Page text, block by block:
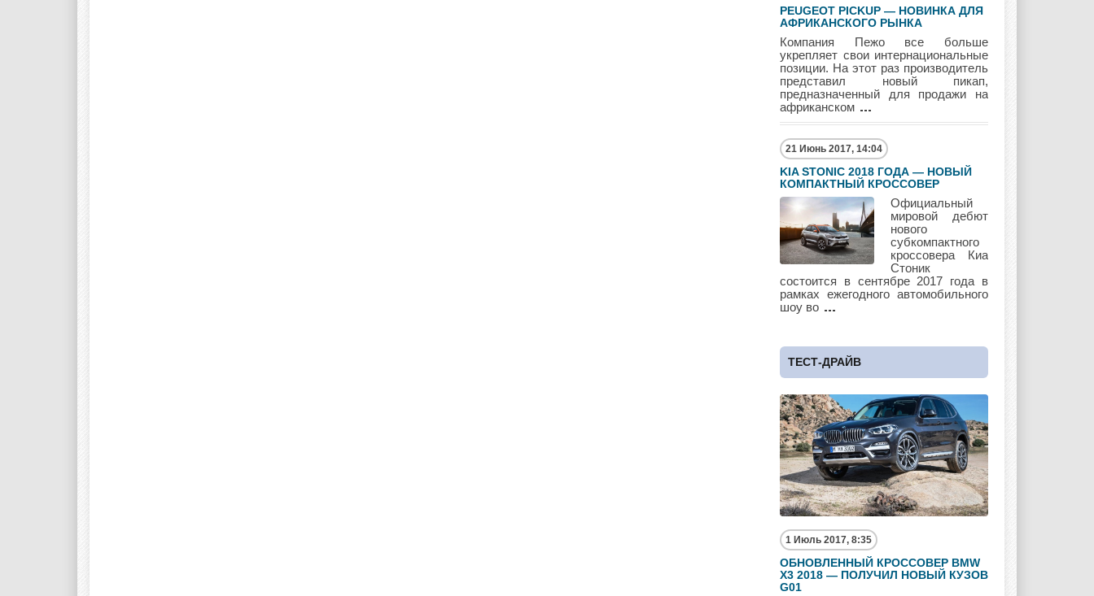
Porshe Renault Rolls Royce
Seat Skoda Ssang Yong
Subaru Suzuki Toyota
Volvo Zotye
PEUGEOT PICKUP — НОВИНКА ДЛЯ
АФРИКАНСКОГО РЫНКА
Компания Пежо все больше
укрепляет свои интернациональные
позиции. На этот раз производитель
представил новый пикап,
предназначенный для продажи на
африканском
21 Июнь 2017, 14:04
KIA STONIC 2018 ГОДА — НОВЫЙ
КОМПАКТНЫЙ КРОССОВЕР
Официальный
мировой дебют
нового
субкомпактного
кроссовера Киа
Стоник
состоится в сентябре 2017 года в
рамках ежегодного автомобильного
шоу во
ТЕСТ-ДРАЙВ
1 Июль 2017, 8:35
ОБНОВЛЕННЫЙ КРОССОВЕР BMW
X3 2018 — ПОЛУЧИЛ НОВЫЙ КУЗОВ
G01